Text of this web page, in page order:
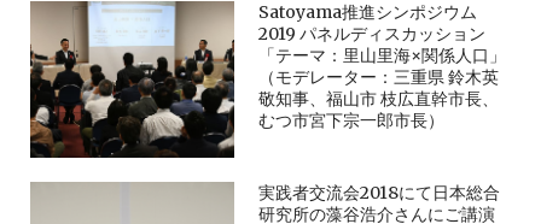
Satoyama推進シンポジウム
2019 パネルディスカッション
「テーマ：里山里海×関係人口」
（モデレーター：三重県 鈴木英
敬知事、福山市 枝広直幹市長、
むつ市宮下宗一郎市長）
実践者交流会2018にて日本総合
研究所の藻谷浩介さんにご講演